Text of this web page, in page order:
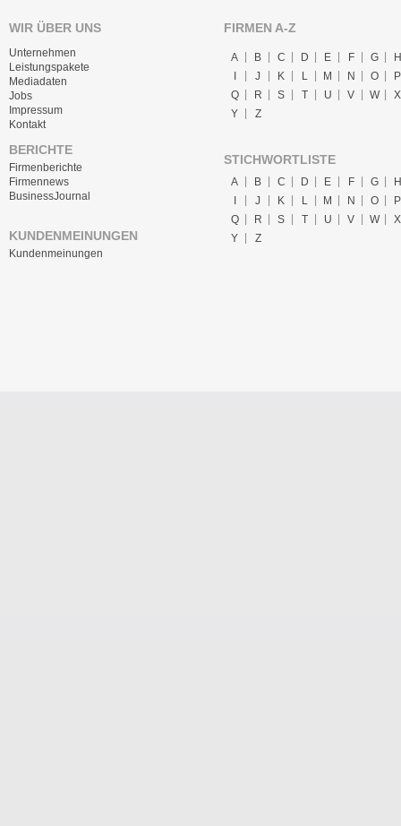
WIR ÜBER UNS
Unternehmen
Leistungspakete
Mediadaten
Jobs
Impressum
Kontakt
BERICHTE
Firmenberichte
Firmennews
BusinessJournal
KUNDENMEINUNGEN
Kundenmeinungen
FIRMEN A-Z
A B C D E F G
H
J K L M N O
P
Q
R S T U V W
X
Y
Z
STICHWORTLISTE
A B C D E F G
H
I
J K L M N O
P
Q
R S T U V W
X
Y
Z